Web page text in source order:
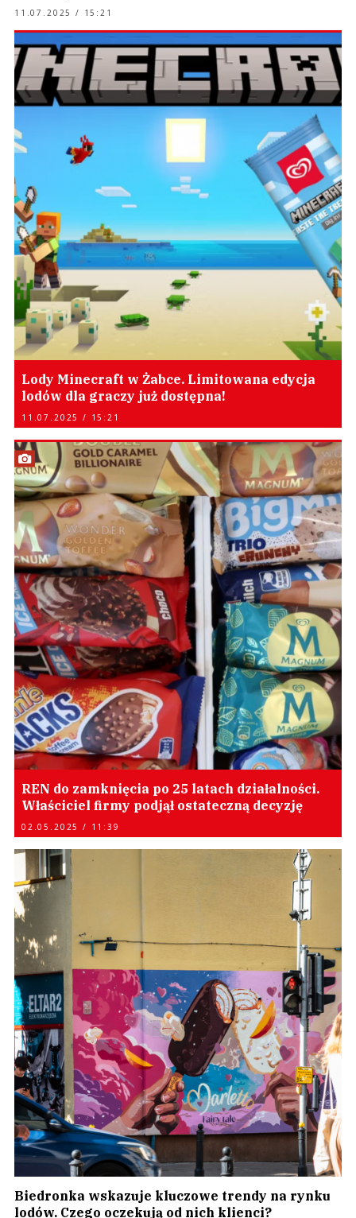
11.07.2025 / 15:21
Lody Minecraft w Żabce. Limitowana edycja
lodów dla graczy już dostępna!
11.07.2025 / 15:21
REN do zamknięcia po 25 latach działalności.
Właściciel firmy podjął ostateczną decyzję
02.05.2025 / 11:39
Biedronka wskazuje kluczowe trendy na rynku
lodów. Czego oczekują od nich klienci?